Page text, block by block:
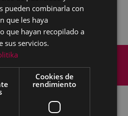
Accesibilidad
pueden combinarla con
que les haya
que hayan recopilado a
sus servicios.
Cookies de
rendimiento